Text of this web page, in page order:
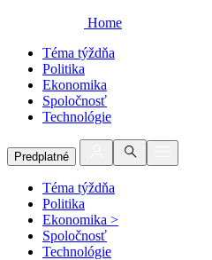
Home
Téma týždňa
Politika
Ekonomika
Spoločnosť
Technológie
Predplatné
Téma týždňa
Politika
Ekonomika >
Spoločnosť
Technológie